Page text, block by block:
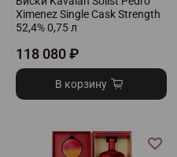
Ximenez Single Cask Strength
52,4% 0,75 л
118 080 ₽
В корзину